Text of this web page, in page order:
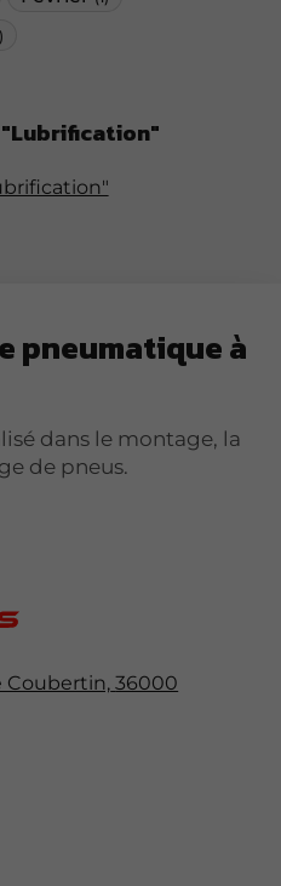
Coubertin, 36000
pneumatique à
dans le montage, la
de pneus.